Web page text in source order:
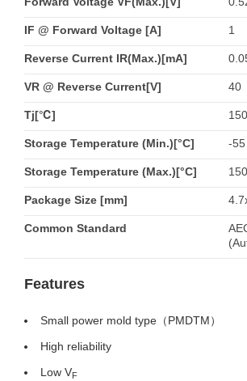
IF @ Forward Voltage [A] 1
Reverse Current IR(Max.)[mA]
VR @ Reverse Current[V] 40
Tj[℃] 150
Storage Temperature (Min.)[°C] -55
Storage Temperature (Max.)[°C] 150
Package Size [mm]
Common Standard
Features
Small power mold type（PMDTM）
High reliability
Low VF